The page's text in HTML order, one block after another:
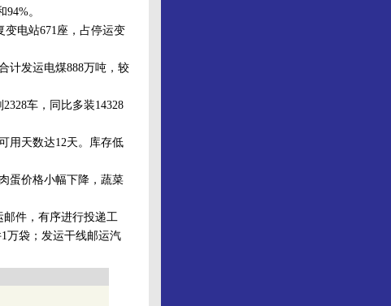
。
电站671座，占停运变
计发运电煤888万吨，较
车，同比多装14328
用天数达12天。库存低
蛋价格小幅下降，蔬菜
件，有序进行投递工
万袋；发运干线邮运汽